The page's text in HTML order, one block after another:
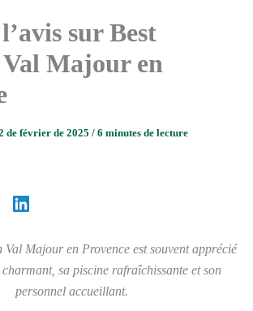
sur Best
Majour en
de février de 2025 / 6 minutes de lecture
Val Majour en Provence est souvent apprécié
sa piscine rafraîchissante et son
personnel accueillant.